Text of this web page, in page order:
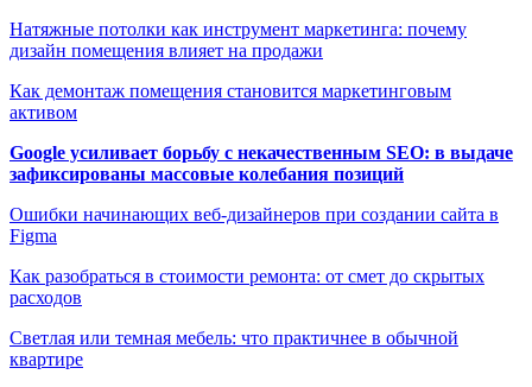
Натяжные потолки как инструмент маркетинга: почему
дизайн помещения влияет на продажи
Как демонтаж помещения становится маркетинговым
активом
Google усиливает борьбу с некачественным SEO: в выдаче
зафиксированы массовые колебания позиций
Ошибки начинающих веб-дизайнеров при создании сайта в
Figma
Как разобраться в стоимости ремонта: от смет до скрытых
расходов
Светлая или темная мебель: что практичнее в обычной
квартире